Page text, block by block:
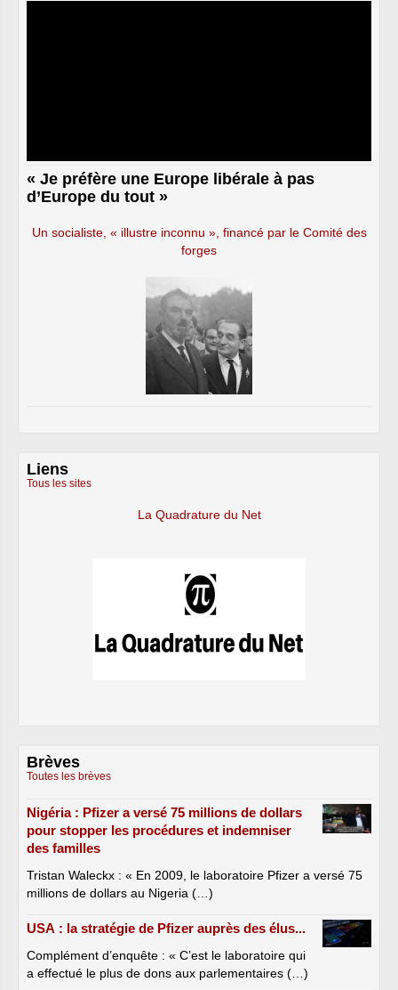
« Je préfère une Europe libérale à pas
d’Europe du tout »
Un socialiste, « illustre inconnu », financé par le Comité des
forges
Liens
Tous les sites
La Quadrature du Net
Brèves
Toutes les brèves
Nigéria : Pfizer a versé 75 millions de dollars
pour stopper les procédures et indemniser
des familles
Tristan Waleckx : « En 2009, le laboratoire Pfizer a versé 75
millions de dollars au Nigeria (…)
USA : la stratégie de Pfizer auprès des élus...
Complément d’enquête : « C’est le laboratoire qui
a effectué le plus de dons aux parlementaires (…)